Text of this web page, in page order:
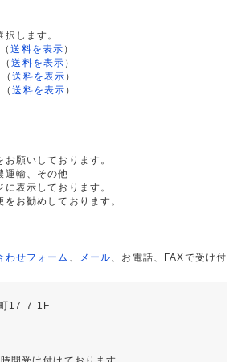
します。
（送料を表示 ）
（送料を表示 ）
（送料を表示 ）
（送料を表示 ）
願いしております。
運輸、その他
表示しております。
お勧めしております。
わせフォーム メール 、お電話、FAXで受け付
17-7-1F